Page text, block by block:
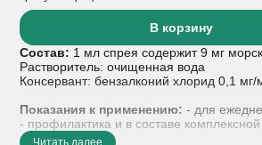
В корзину
Состав: 1 мл спрея содержит 9 мг
Растворитель: очищенная вода
Консервант: бензалконий хлорид 0,1 мг/
Показания к применению: - для
- профилактика и в составе
лечении респираторных инфекций
Читать далее